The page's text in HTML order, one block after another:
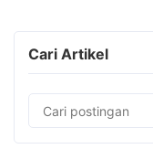
Cari Artikel